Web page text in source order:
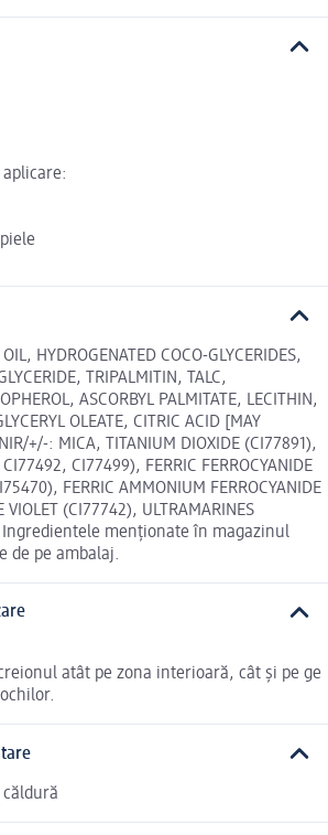
HYDROGENATED COCO-GLYCERIDES,
TRIPALMITIN, TALC,
ASCORBYL PALMITATE, LECITHIN,
OLEATE, CITRIC ACID [MAY
+/-: MICA, TITANIUM DIOXIDE (CI77891),
CI77492, CI77499), FERRIC FERROCYANIDE
FERRIC AMMONIUM FERROCYANIDE
VIOLET (CI77742), ULTRAMARINES
Ingredientele menționate în magazinul
de pe ambalaj.
atât pe zona interioară, cât și pe ge
căldură